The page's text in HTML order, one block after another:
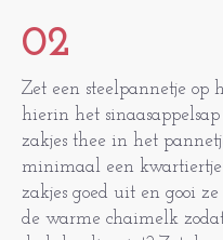
02
Zet een steelpannetje op
hierin het
zakjes thee in het
minimaal een
zakjes goed uit en gooi
de warme chaimelk